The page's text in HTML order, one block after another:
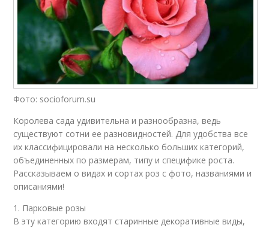
Фото: socioforum.su
Королева сада удивительна и разнообразна, ведь
существуют сотни ее разновидностей. Для удобства все
их классифицировали на несколько больших категорий,
объединенных по размерам, типу и специфике роста.
Рассказываем о видах и сортах роз с фото, названиями и
описаниями!
1. Парковые розы
В эту категорию входят старинные декоративные виды,